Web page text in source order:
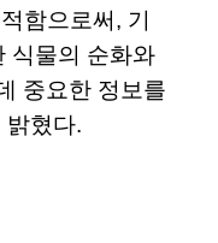
함으로써, 기
식물의 순화와
중요한 정보를
밝혔다.